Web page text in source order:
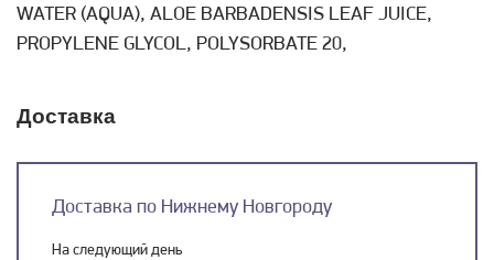
WATER (AQUA), ALOE BARBADENSIS LEAF JUICE,
PROPYLENE GLYCOL, POLYSORBATE 20,
Доставка
Доставка по Нижнему Новгороду
На следующий день